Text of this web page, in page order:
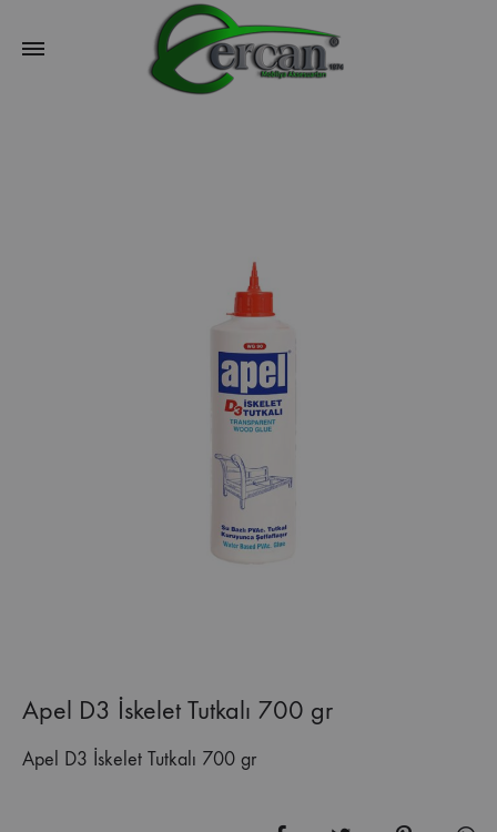
Apel D3 İskelet Tutkalı 700 gr
Apel D3 İskelet Tutkalı 700 gr